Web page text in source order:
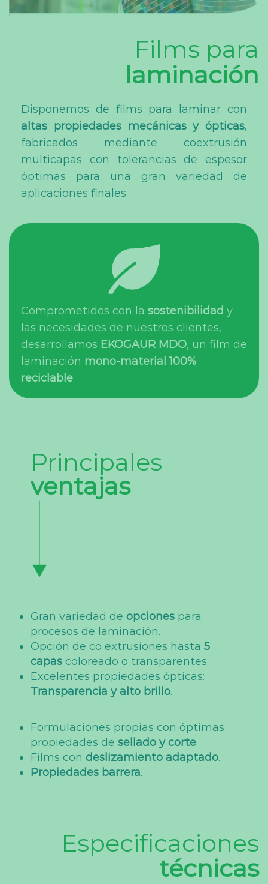
Films para
laminación
Disponemos de films para laminar con
altas propiedades mecánicas y ópticas,
fabricados mediante coextrusión
multicapas con tolerancias de espesor
óptimas para una gran variedad de
aplicaciones finales.
Comprometidos con la sostenibilidad y
las necesidades de nuestros clientes,
desarrollamos EKOGAUR MDO, un film de
laminación mono-material 100%
reciclable.
Principales
ventajas
Gran variedad de opcionespara
procesos de laminación.
Opción de co extrusiones hasta 5
capascoloreado o transparentes.
Excelentes propiedades ópticas:
Transparencia y alto brillo.
Formulaciones propias con óptimas
propiedades de sellado y corte.
Films con deslizamiento adaptado.
Propiedades barrera.
Especificaciones
técnicas